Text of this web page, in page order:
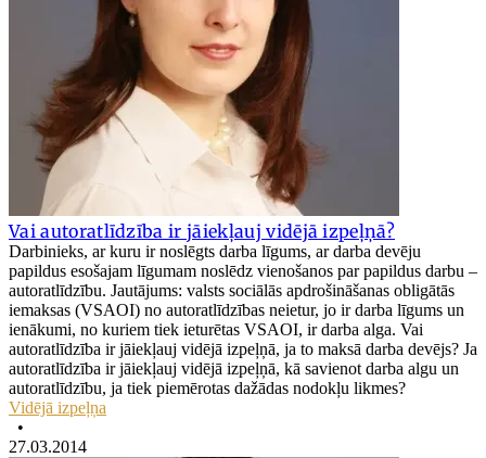
Vai autoratlīdzība ir jāiekļauj vidējā izpeļņā?
Darbinieks, ar kuru ir noslēgts darba līgums, ar darba devēju
papildus esošajam līgumam noslēdz vienošanos par papildus darbu –
autoratlīdzību. Jautājums: valsts sociālās apdrošināšanas obligātās
iemaksas (VSAOI) no autoratlīdzības neietur, jo ir darba līgums un
ienākumi, no kuriem tiek ieturētas VSAOI, ir darba alga. Vai
autoratlīdzība ir jāiekļauj vidējā izpeļņā, ja to maksā darba devējs? Ja
autoratlīdzība ir jāiekļauj vidējā izpeļņā, kā savienot darba algu un
autoratlīdzību, ja tiek piemērotas dažādas nodokļu likmes?
Vidējā izpeļņa
•
27.03.2014